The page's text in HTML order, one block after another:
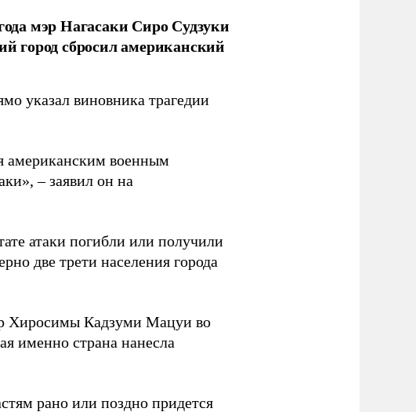
мэр Нагасаки Сиро Судзуки
город сбросил американский
указал виновника трагедии
американским военным
– заявил он на
атаки погибли или получили
две трети населения города
Хиросимы Кадзуми Мацуи во
именно страна нанесла
рано или поздно придется